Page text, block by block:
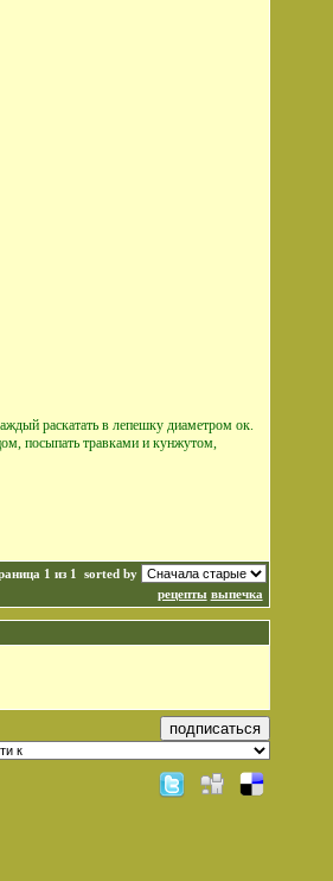
раскатать в лепешку диаметром ок.
посыпать травками и кунжутом,
1 из 1
sorted by
рецепты выпечка
подписаться